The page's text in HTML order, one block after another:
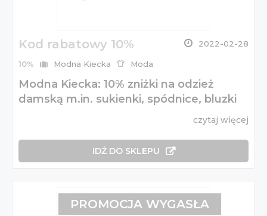
Kod rabatowy 10% 2022-02-28
10% Modna Kiecka Moda
Modna Kiecka: 10% zniżki na odzież
damską m.in. sukienki, spódnice, bluzki
czytaj więcej
IDŹ DO SKLEPU
PROMOCJA WYGASŁA